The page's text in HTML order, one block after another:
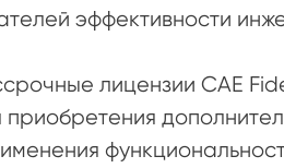
эффективности
лицензии CAE